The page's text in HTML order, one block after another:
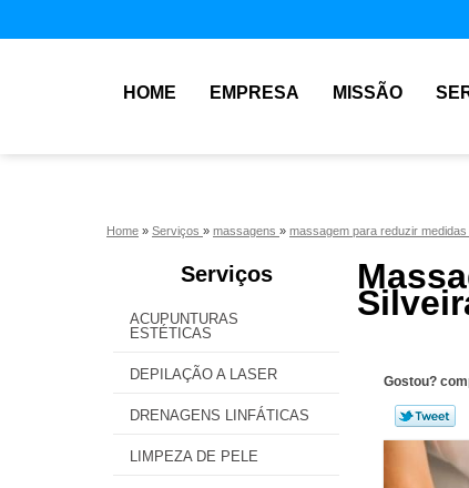
HOME EMPRESA MISSÃO
Home » Serviços » massagens » massagem para reduzir medidas
Serviços
ACUPUNTURAS
ESTÉTICAS
DEPILAÇÃO A LASER
DRENAGENS LINFÁTICAS
LIMPEZA DE PELE
Gostou?